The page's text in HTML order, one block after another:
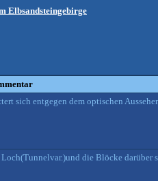
Elbsandsteingebirge
sich entgegen dem optischen
Loch(Tunnelvar.)und die Blöcke darüber